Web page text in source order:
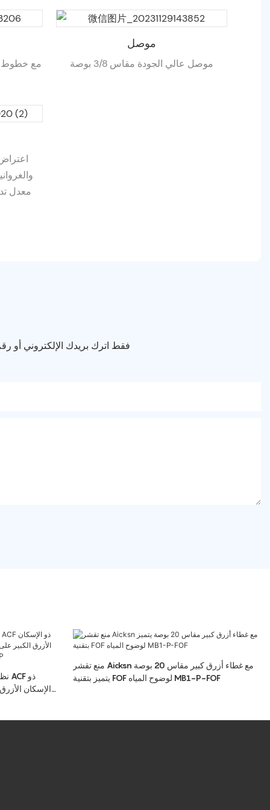
مع خطوط
موصل
موصل عالي الجودة مقاس 3/8 بوصة
معدل
فقط اترك بريدك الإلكتروني
الإسكان
منع تقشر Aicksn مع غطاء أزرق كبير مقاس 20 بوصة
يتميز بتقنية FOF لوضوح المياه MB1-P-FOF